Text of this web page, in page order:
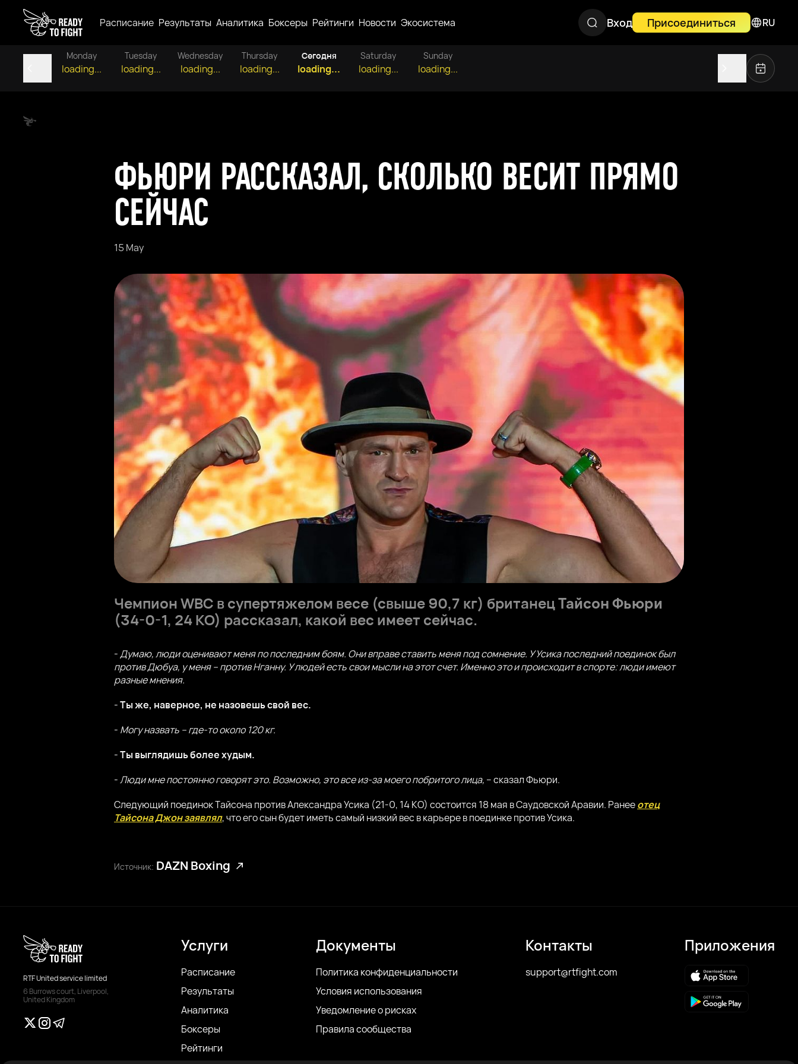
Расписание Результаты Аналитика Боксеры Рейтинги Новости Экосистема Вход Присоединиться RU
Monday
loading...
Tuesday
loading...
Wednesday
loading...
Thursday
loading...
Сегодня
loading...
Saturday
loading...
Sunday
loading...
ФЬЮРИ РАССКАЗАЛ, СКОЛЬКО ВЕСИТ ПРЯМО
СЕЙЧАС
15 May
Чемпион WBC в супертяжелом весе (свыше 90,7 кг) британецТайсон Фьюри
(34-0-1, 24 КО) рассказал, какой вес имеет сейчас.
-Думаю, люди оценивают меня по последним боям. Они вправе ставить меня под сомнение. У Усика последний поединок был
против Дюбуа, у меня – против Нганну. У людей есть свои мысли на этот счет. Именно это и происходит в спорте: люди имеют
разные мнения.
-Ты же, наверное, не назовешь свой вес.
- Могу назвать – где-то около 120 кг.
-Ты выглядишь более худым.
-Люди мне постоянно говорят это. Возможно, это все из-за моего побритого лица, – сказал Фьюри.
Следующий поединок Тайсона против Александра Усика (21-0, 14 КО) состоится 18 мая в Саудовской Аравии. Ранееотец
Тайсона Джон заявлял, что его сын будет иметь самый низкий вес в карьере в поединке против Усика.
Источник: DAZN Boxing
RTF United service limited
6 Burrows court, Liverpool,
United Kingdom
Услуги
Расписание
Результаты
Аналитика
Боксеры
Рейтинги
Документы
Политика конфиденциальности
Условия использования
Уведомление о рисках
Правила сообщества
Контакты
support@rtfight.com
Приложения